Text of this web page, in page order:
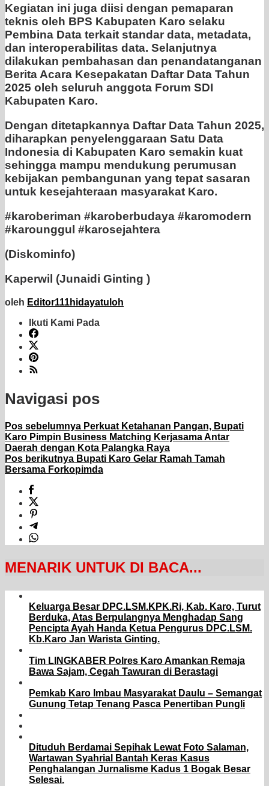
Kegiatan ini juga diisi dengan pemaparan
teknis oleh BPS Kabupaten Karo selaku
Pembina Data terkait standar data, metadata,
dan interoperabilitas data. Selanjutnya
dilakukan pembahasan dan penandatanganan
Berita Acara Kesepakatan Daftar Data Tahun
2025 oleh seluruh anggota Forum SDI
Kabupaten Karo.
Dengan ditetapkannya Daftar Data Tahun 2025,
diharapkan penyelenggaraan Satu Data
Indonesia di Kabupaten Karo semakin kuat
sehingga mampu mendukung perumusan
kebijakan pembangunan yang tepat sasaran
untuk kesejahteraan masyarakat Karo.
#karoberiman #karoberbudaya #karomodern
#karounggul #karosejahtera
(Diskominfo)
Kaperwil (Junaidi Ginting )
oleh Editor111hidayatuloh
Ikuti Kami Pada
Navigasi pos
Pos sebelumnya Perkuat Ketahanan Pangan, Bupati
Karo Pimpin Business Matching Kerjasama Antar
Daerah dengan Kota Palangka Raya
Pos berikutnya Bupati Karo Gelar Ramah Tamah
Bersama Forkopimda
MENARIK UNTUK DI BACA...
Keluarga Besar DPC.LSM.KPK.Ri, Kab. Karo, Turut
Berduka, Atas Berpulangnya Menghadap Sang
Pencipta Ayah Handa Ketua Pengurus DPC.LSM.
Kb.Karo Jan Warista Ginting.
Tim LINGKABER Polres Karo Amankan Remaja
Bawa Sajam, Cegah Tawuran di Berastagi
Pemkab Karo Imbau Masyarakat Daulu – Semangat
Gunung Tetap Tenang Pasca Penertiban Pungli
Dituduh Berdamai Sepihak Lewat Foto Salaman,
Wartawan Syahrial Bantah Keras Kasus
Penghalangan Jurnalisme Kadus 1 Bogak Besar
Selesai.